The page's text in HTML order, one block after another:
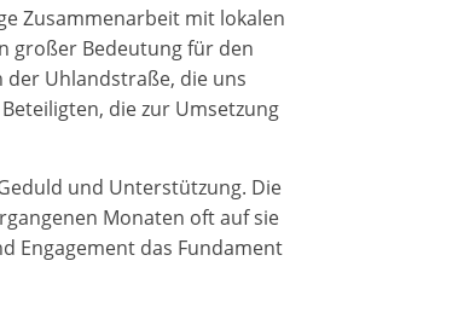
Zusammenarbeit mit lokalen
großer Bedeutung für den
Uhlandstraße, die uns
die zur Umsetzung
und Unterstützung. Die
Monaten oft auf sie
Engagement das Fundament